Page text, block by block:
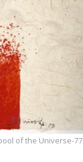
of the Universe-77